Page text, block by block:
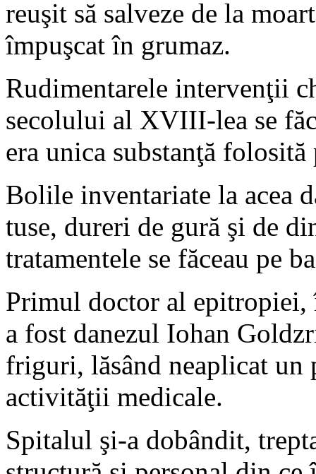
reuşit să salveze de la
împuşcat în grumaz.
Rudimentarele intervenţii
secolului al XVIII-lea se
era unica substanţă folosită
Bolile inventariate la acea
tuse, dureri de gură şi de
tratamentele se făceau pe
Primul doctor al
a fost danezul Iohan
friguri, lăsând neaplicat un
activităţii medicale.
Spitalul şi-a dobândit,